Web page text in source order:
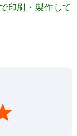
印刷・製作して